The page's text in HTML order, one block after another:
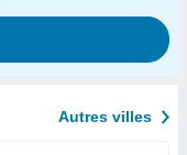
Autres villes